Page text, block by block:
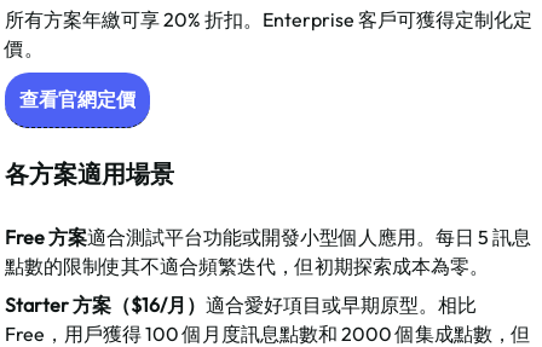
所有方案年繳可享 20% 折扣。Enterprise 客戶可獲得定制化定
價。​
查看官網定價
各方案適用場景
Free 方案適合測試平台功能或開發小型個人應用。每日 5 訊息
點數的限制使其不適合頻繁迭代，但初期探索成本為零。​
Starter 方案（$16/月） 適合愛好項目或早期原型。相比
Free，用戶獲得 100 個月度訊息點數和 2000 個集成點數，但